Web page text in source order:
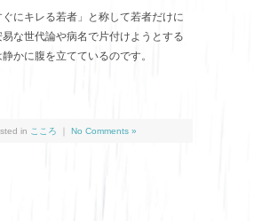
にキレる若者」と称して若者だけに
な世代論や病名で片付けようとする
かに腹を立てているのです。
in こころ No Comments »